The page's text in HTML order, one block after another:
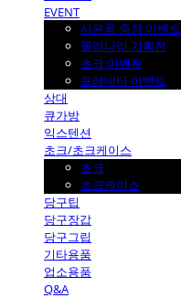
EVENT
사은품 증정 이벤트
몰리나리 기획전
초크 이벤트
프레데터 이벤트
상대
큐가방
익스텐션
초크/초크케이스
초크
초크케이스
당구팁
당구장갑
당구그립
기타용품
업소용품
Q&A